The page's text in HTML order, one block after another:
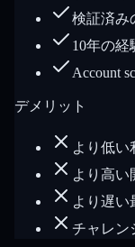
検証済み
10年の経
Account
デメリット
より低い
より高い
より遅い
チャレン